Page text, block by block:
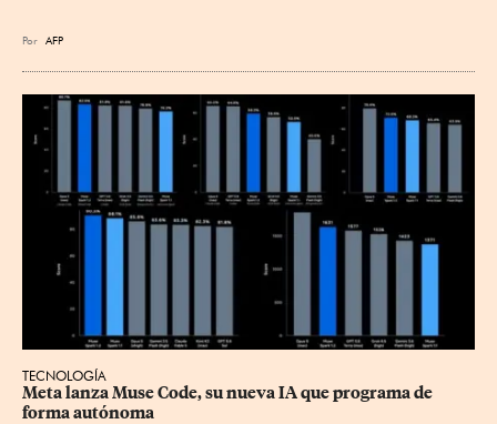
Por AFP
TECNOLOGÍA
Meta lanza Muse Code, su nueva IA que programa de
forma autónoma